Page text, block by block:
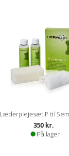
Læderplejesæt P til
350 kr.
På lager